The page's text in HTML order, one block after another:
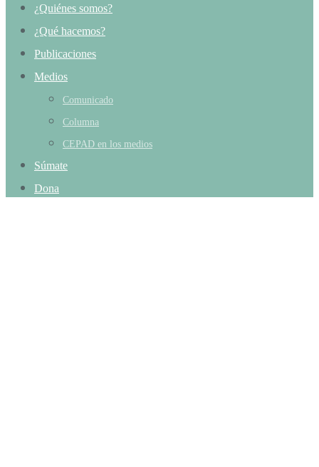
¿Quiénes somos?
¿Qué hacemos?
Publicaciones
Medios
Comunicado
Columna
CEPAD en los medios
Súmate
Dona